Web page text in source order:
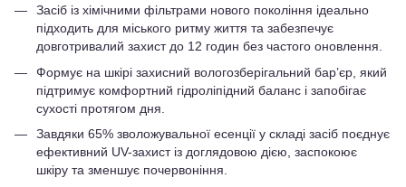
Засіб із хімічними фільтрами нового покоління ідеально
підходить для міського ритму життя та забезпечує
довготривалий захист до 12 годин без частого оновлення.
Формує на шкірі захисний вологозберігальний бар’єр, який
підтримує комфортний гідроліпідний баланс і запобігає
сухості протягом дня.
Завдяки 65% зволожувальної есенції у складі засіб поєднує
ефективний UV-захист із доглядовою дією, заспокоює
шкіру та зменшує почервоніння.